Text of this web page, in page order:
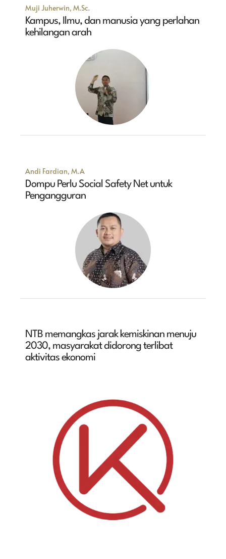
Muji Juherwin, M.Sc.
Kampus, Ilmu, dan manusia yang perlahan
kehilangan arah
Andi Fardian, M.A
Dompu Perlu Social Safety Net untuk
Pengangguran
NTB memangkas jarak kemiskinan menuju
2030, masyarakat didorong terlibat
aktivitas ekonomi